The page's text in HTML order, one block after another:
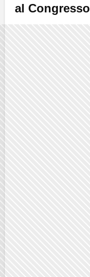
al Congresso